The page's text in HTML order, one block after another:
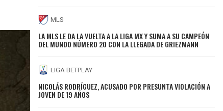
MLS
LA MLS LE DA LA VUELTA A LA LIGA MX Y SUMA A SU CAMPEÓN
DEL MUNDO NÚMERO 20 CON LA LLEGADA DE GRIEZMANN
LIGA BETPLAY
NICOLÁS RODRÍGUEZ, ACUSADO POR PRESUNTA VIOLACIÓN A
JOVEN DE 19 AÑOS